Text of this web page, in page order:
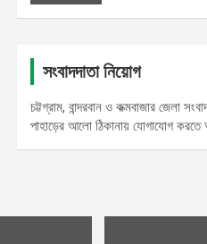
সংবাদদাতা নিয়োগ
চট্টগ্রাম, বান্দরবান ও কক্মবাজার জেলা
পাহাড়ের আলো ঠিকানায় যোগাযোগ